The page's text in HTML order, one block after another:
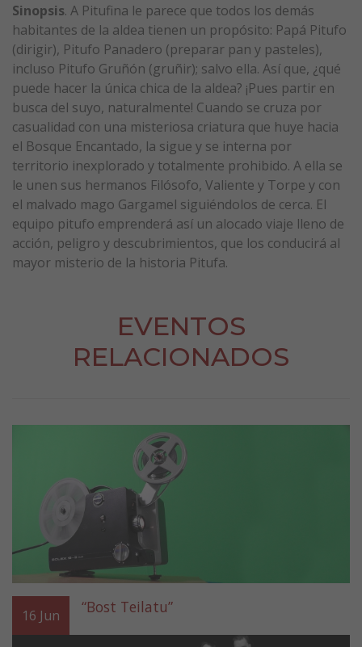
Sinopsis. A Pitufina le parece que todos los demás
habitantes de la aldea tienen un propósito: Papá Pitufo
(dirigir), Pitufo Panadero (preparar pan y pasteles),
incluso Pitufo Gruñón (gruñir); salvo ella. Así que, ¿qué
puede hacer la única chica de la aldea? ¡Pues partir en
busca del suyo, naturalmente! Cuando se cruza por
casualidad con una misteriosa criatura que huye hacia
el Bosque Encantado, la sigue y se interna por
territorio inexplorado y totalmente prohibido. A ella se
le unen sus hermanos Filósofo, Valiente y Torpe y con
el malvado mago Gargamel siguiéndolos de cerca. El
equipo pitufo emprenderá así un alocado viaje lleno de
acción, peligro y descubrimientos, que los conducirá al
mayor misterio de la historia Pitufa.
EVENTOS
RELACIONADOS
16 Jun “Bost Teilatu”